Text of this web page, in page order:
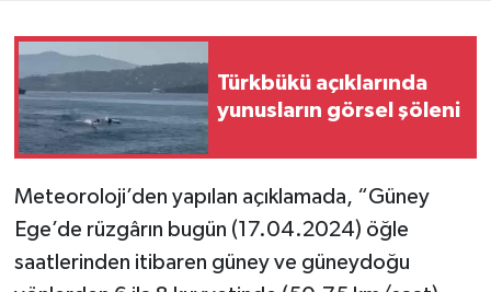
Türkbükü açıklarında
yunusların görsel şöleni
Meteoroloji’den yapılan açıklamada, “Güney
Ege’de rüzgârın bugün (17.04.2024) öğle
saatlerinden itibaren güney ve güneydoğu